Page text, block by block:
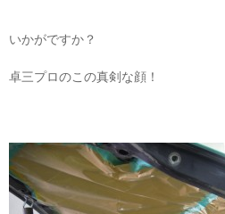
いかがですか？
卓三プロのこの真剣な顔！